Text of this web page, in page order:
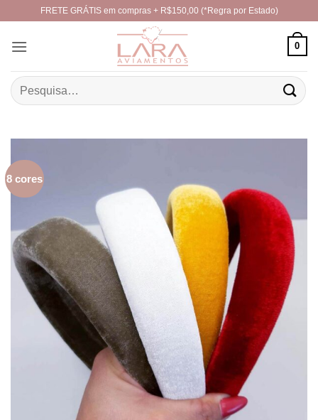
content
FRETE GRÁTIS em compras + R$150,00 (*Regra por Estado)
0
Pesquisar
por:
8 cores